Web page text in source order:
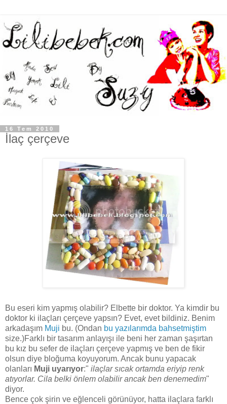
16 Tem 2010
İlaç çerçeve
Bu eseri kim yapmış olabilir? Elbette bir doktor. Ya kimdir bu
doktor ki ilaçları çerçeve yapsın? Evet, evet bildiniz. Benim
arkadaşım Muji bu. (Ondan bu yazılarımda bahsetmiştim
size.)Farklı bir tasarım anlayışı ile beni her zaman şaşırtan
bu kız bu sefer de ilaçları çerçeve yapmış ve ben de fikir
olsun diye bloğuma koyuyorum. Ancak bunu yapacak
olanları Muji uyarıyor:" ilaçlar sıcak ortamda eriyip renk
atıyorlar. Cila belki önlem olabilir ancak ben denemedim"
diyor.
Bence çok şirin ve eğlenceli görünüyor, hatta ilaçlara farklı